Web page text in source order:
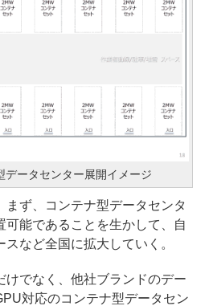
データセンター展開イメージ
ず、コンテナ型データセンタ
可能であることを生かして、自
など全国に拡大していく。
でなく、他社ブランドのデー
対応のコンテナ型データセン